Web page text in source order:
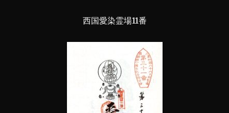
西国愛染霊場11番